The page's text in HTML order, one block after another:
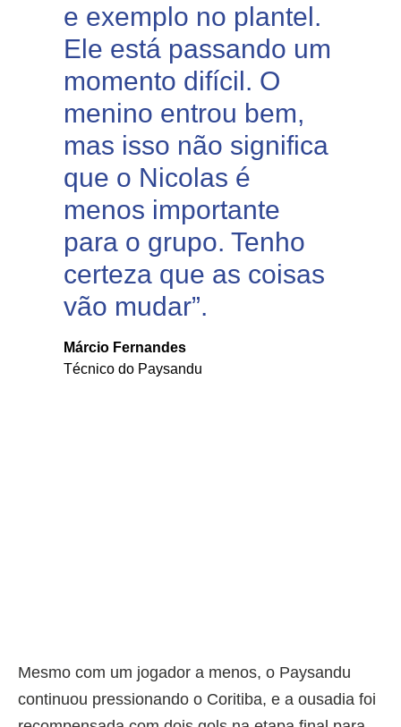
e exemplo no plantel.
Ele está passando um
momento difícil. O
menino entrou bem,
mas isso não significa
que o Nicolas é
menos importante
para o grupo. Tenho
certeza que as coisas
vão mudar”.
Márcio Fernandes
Técnico do Paysandu
Mesmo com um jogador a menos, o Paysandu
continuou pressionando o Coritiba, e a ousadia foi